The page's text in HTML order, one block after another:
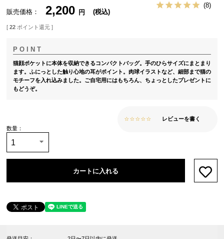
販売価格 2,200 税込
8
[ 22 ポイント還元 ]
猫顔ポケットに本体を収納できるコンパクトバッグ。手のひらサイズにまとまり
ます。ふにっとした触り心地の耳がポイント。肉球イラストなど、細部まで猫の
モチーフを入れ込みました。ご自宅用にはもちろん、ちょっとしたプレゼントに
もどうぞ。
レビューを書く
カートに入れる